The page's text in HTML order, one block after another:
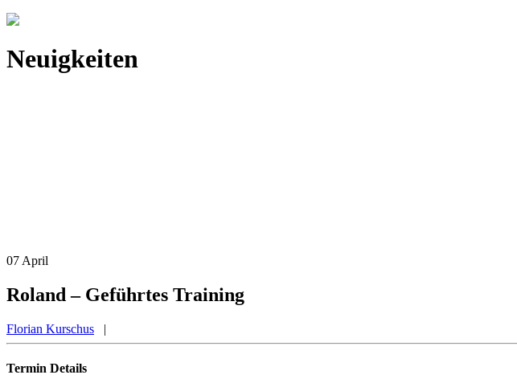
Neuigkeiten
07 April
Roland – Geführtes Training
Florian Kurschus |
Termin Details